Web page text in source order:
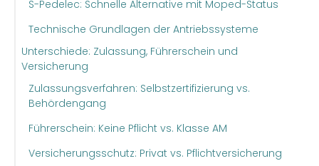
S-Pedelec: Schnelle Alternative mit Moped-Status
Technische Grundlagen der Antriebssysteme
Unterschiede: Zulassung, Führerschein und
Versicherung
Zulassungsverfahren: Selbstzertifizierung vs.
Behördengang
Führerschein: Keine Pflicht vs. Klasse AM
Versicherungsschutz: Privat vs. Pflichtversicherung